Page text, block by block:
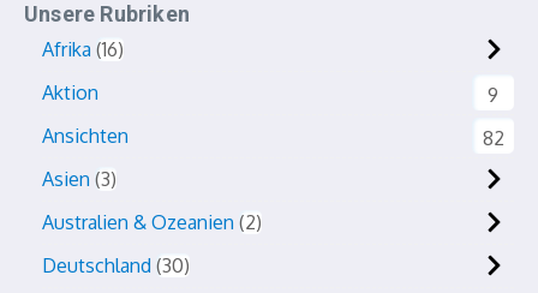
Unsere Rubriken
Afrika 16
Aktion
9
Ansichten
82
Asien 3
Australien & Ozeanien 2
Deutschland 30